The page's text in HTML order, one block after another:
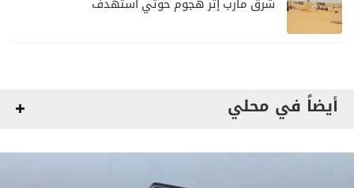
شرق مأرب إثر هجوم حوثي استهدف
أيضاً في محلي